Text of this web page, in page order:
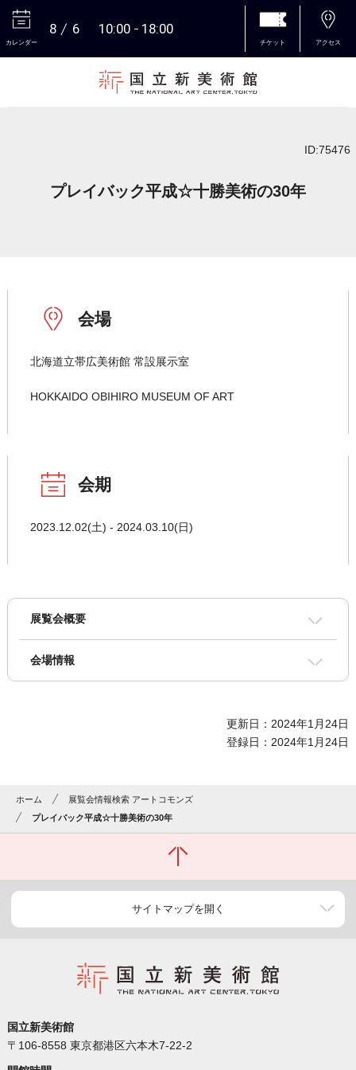
カレンダー
8 6 10:00 18:00
チケット アクセス
ID:75476
プレイバック平成☆十勝美術の30年
会場
北海道立帯広美術館 常設展示室
HOKKAIDO OBIHIRO MUSEUM OF ART
会期
2023.12.02(土) - 2024.03.10(日)
展覧会概要
会場情報
更新日：2024年1月24日
登録日：2024年1月24日
ホーム
展覧会情報検索 アートコモンズ
プレイバック平成☆十勝美術の30年
サイトマップを開く
国立新美術館
〒106-8558 東京都港区六本木7-22-2